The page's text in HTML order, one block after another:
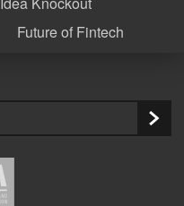
Future of Fintech